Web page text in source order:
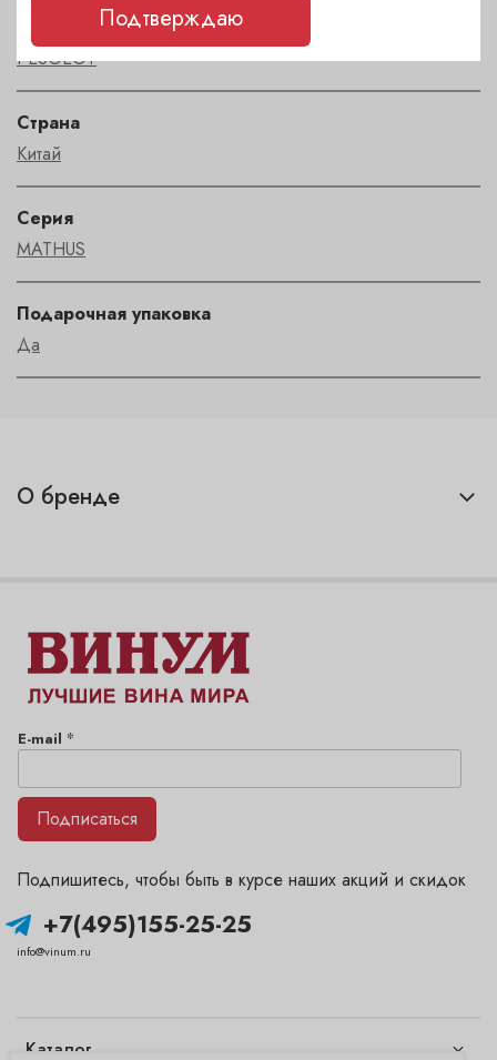
PEUGEOT
Страна
Китай
Серия
MATHUS
Подарочная упаковка
Да
О бренде
Каталог
+7(495)155-25-25
info@vinum.ru
Подпишитесь, чтобы быть в курсе наших акций и скидок
E-mail *
Подписаться
Подтверждаю